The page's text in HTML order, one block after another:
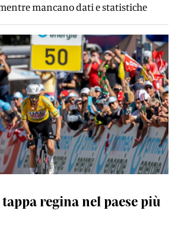
mancano dati e statistiche
tappa regina nel paese più